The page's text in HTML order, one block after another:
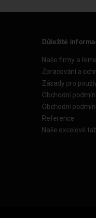
Důležité
Naše firmy a
Zpracování a
Zásady pro
Obchodní
Obchodní
Reference
Naše excelové